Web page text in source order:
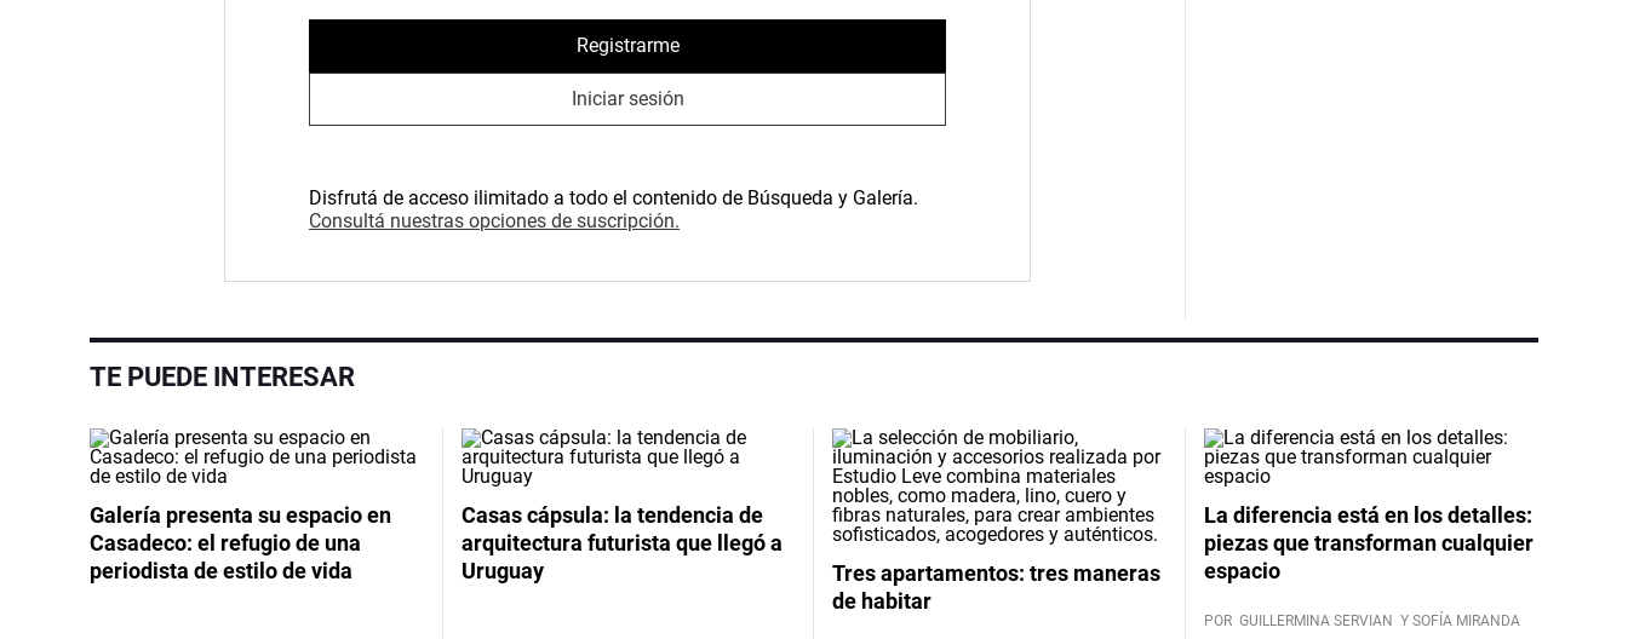
Registrarme
Iniciar sesión
Disfrutá de acceso ilimitado a todo el contenido de Búsqueda y Galería.
Consultá nuestras opciones de suscripción.
TE PUEDE INTERESAR
Galería presenta su espacio en
Casadeco: el refugio de una
periodista de estilo de vida
Casas cápsula: la tendencia de
arquitectura futurista que llegó a
Uruguay
Tres apartamentos: tres maneras
de habitar
La diferencia está en los detalles:
piezas que transforman cualquier
espacio
POR GUILLERMINA SERVIAN Y SOFÍA MIRANDA